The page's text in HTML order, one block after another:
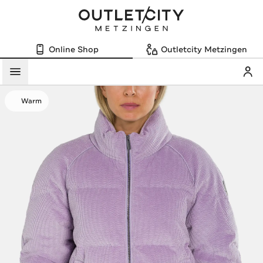
Online Shop Outletcity Metzingen
Menü
Warm